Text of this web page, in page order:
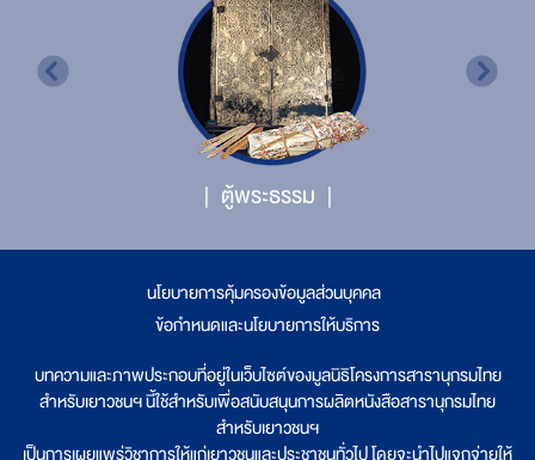
ตู้พระธรรม
นโยบายการคุ้มครองข้อมูลส่วนบุคคล
ข้อกำหนดและนโยบายการให้บริการ
บทความและภาพประกอบที่อยู่ในเว็บไซต์ของมูลนิธิโครงการสารานุกรมไทย
สำหรับเยาวชนฯ นี้ใช้สำหรับเพื่อสนับสนุนการผลิตหนังสือสารานุกรมไทย
สำหรับเยาวชนฯ